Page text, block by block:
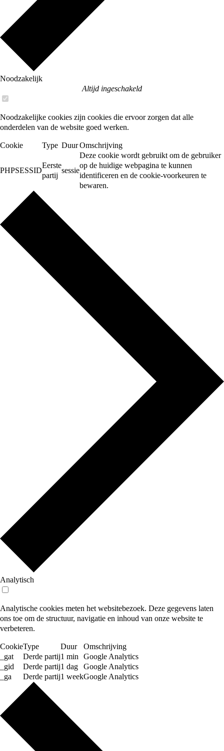
Noodzakelijk
Altijd ingeschakeld
Noodzakelijke cookies zijn cookies die ervoor zorgen dat alle
onderdelen van de website goed werken.
Cookie Type DuurOmschrijving
PHPSESSID
Eerste
partij
sessie
Deze cookie wordt gebruikt om de gebruiker
op de huidige webpagina te kunnen
identificeren en de cookie-voorkeuren te
bewaren.
Analytisch
Analytische cookies meten het websitebezoek. Deze gegevens laten
ons toe om de structuur, navigatie en inhoud van onze website te
verbeteren.
CookieType Duur
Omschrijving
_gat
Derde partij1 min
Google Analytics
_gid
Derde partij1 dag
Google Analytics
_ga
Derde partij1 weekGoogle Analytics